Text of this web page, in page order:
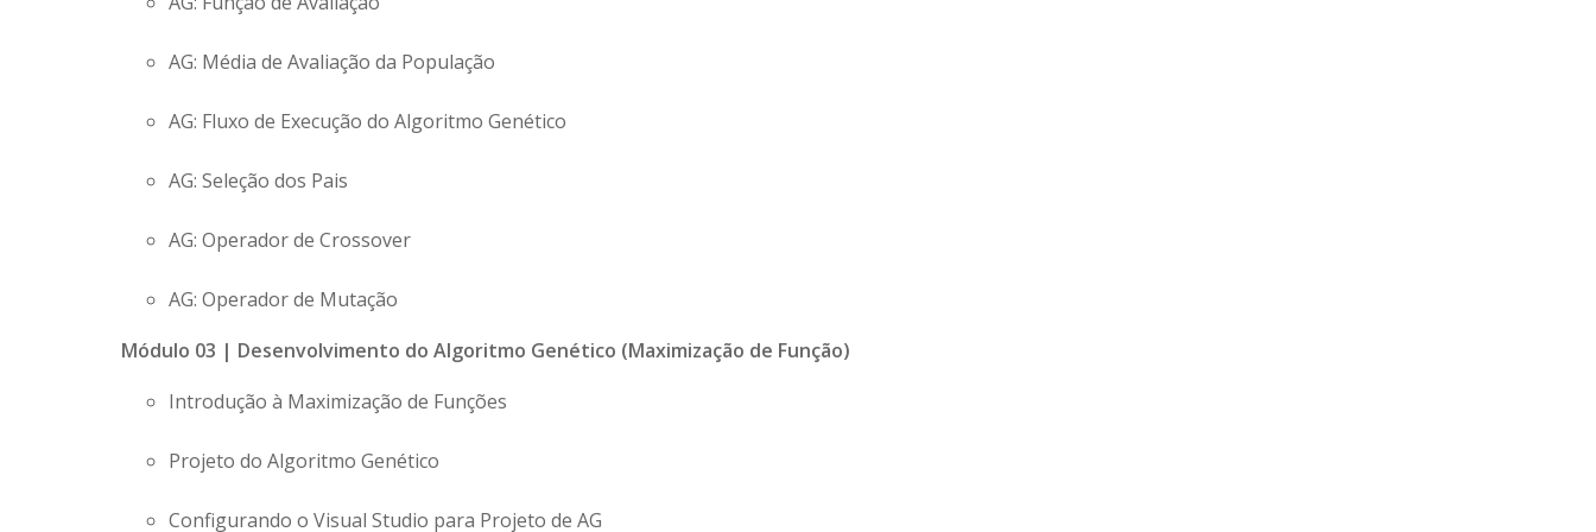
AG: Média de Avaliação da População
AG: Fluxo de Execução do Algoritmo Genético
AG: Seleção dos Pais
AG: Operador de Crossover
AG: Operador de Mutação
Módulo 03 | Desenvolvimento do Algoritmo Genético (Maximização de Função)
Introdução à Maximização de Funções
Projeto do Algoritmo Genético
Configurando o Visual Studio para Projeto de AG